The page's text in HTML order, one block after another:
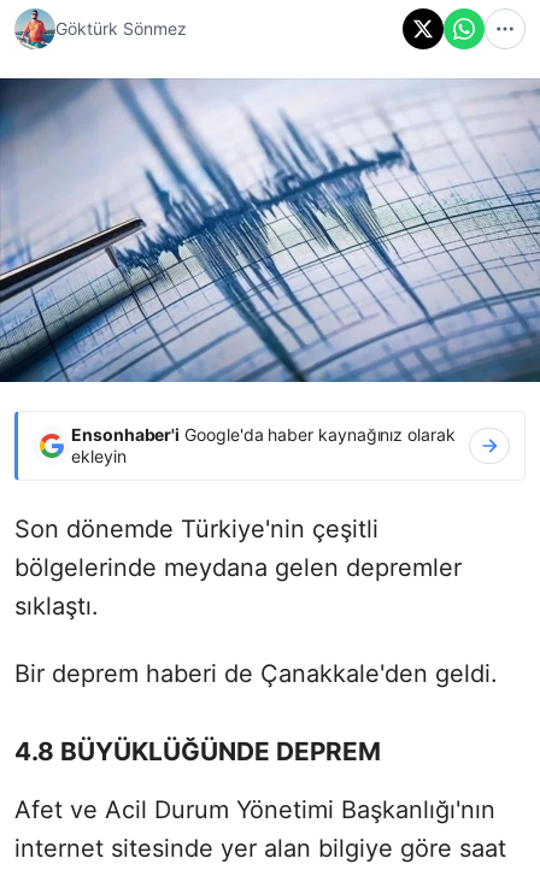
Göktürk Sönmez
Ensonhaber'i Google'da haber kaynağınız olarak
ekleyin
Son dönemde Türkiye'nin çeşitli
bölgelerinde meydana gelen depremler
sıklaştı.
Bir deprem haberi de Çanakkale'den geldi.
4.8 BÜYÜKLÜĞÜNDE DEPREM
Afet ve Acil Durum Yönetimi Başkanlığı'nın
internet sitesinde yer alan bilgiye göre saat